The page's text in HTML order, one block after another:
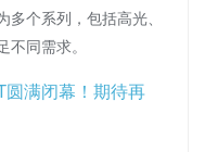
个系列，包括高光、
同需求。
圆满闭幕！期待再